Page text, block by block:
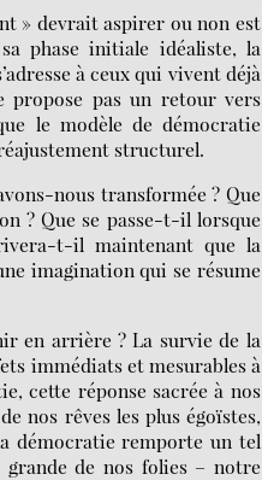
» devrait aspirer ou non est
phase initiale idéaliste, la
à ceux qui vivent déjà
propose pas un retour vers
le modèle de démocratie
structurel.
nous transformée ? Que
? Que se passe-t-il lorsque
t-il maintenant que la
imagination qui se résume
en arrière ? La survie de la
immédiats et mesurables à
cette réponse sacrée à nos
nos rêves les plus égoïstes,
démocratie remporte un tel
grande de nos folies – notre